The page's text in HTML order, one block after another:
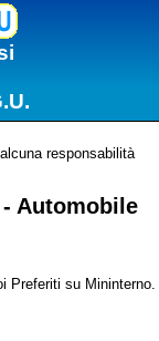
responsabilità
- Automobile
Preferiti su Mininterno.